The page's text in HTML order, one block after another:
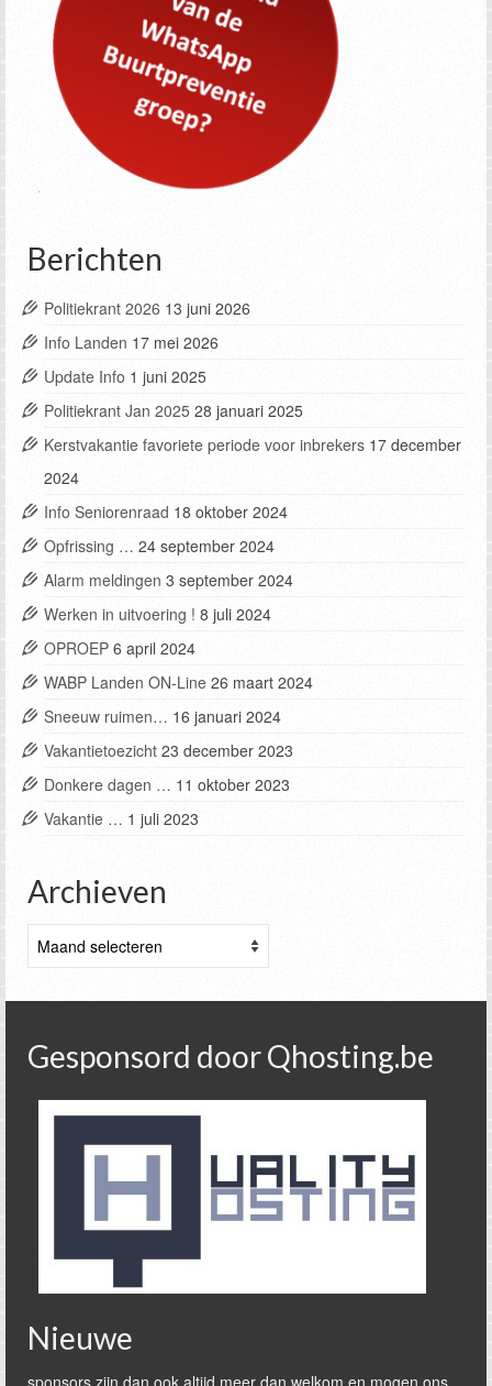
Berichten
Politiekrant 2026 13 juni 2026
Info Landen 17 mei 2026
Update Info 1 juni 2025
Politiekrant Jan 2025 28 januari 2025
Kerstvakantie favoriete periode voor inbrekers 17 december
2024
Info Seniorenraad 18 oktober 2024
Opfrissing … 24 september 2024
Alarm meldingen 3 september 2024
Werken in uitvoering ! 8 juli 2024
OPROEP 6 april 2024
WABP Landen ON-Line 26 maart 2024
Sneeuw ruimen… 16 januari 2024
Vakantietoezicht 23 december 2023
Donkere dagen … 11 oktober 2023
Vakantie … 1 juli 2023
Archieven
Gesponsord door Qhosting.be
Nieuwe